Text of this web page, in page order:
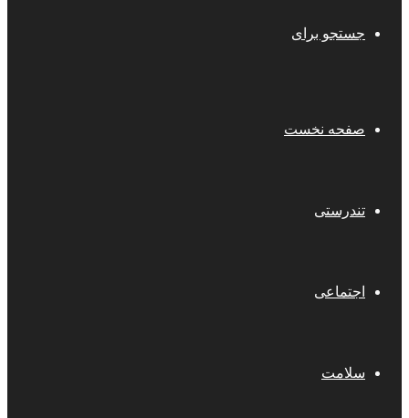
جستجو برای
صفحه نخست
تندرستی
اجتماعی
سلامت